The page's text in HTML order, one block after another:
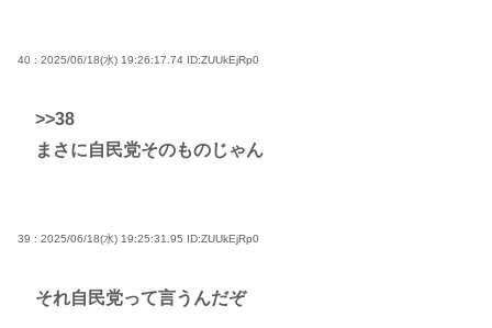
40 : 2025/06/18(水) 19:26:17.74 ID:ZUUkEjRp0
>>38
まさに自民党そのものじゃん
39 : 2025/06/18(水) 19:25:31.95 ID:ZUUkEjRp0
それ自民党って言うんだぞ